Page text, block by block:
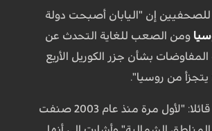
إن "اليابان أصبحت دولة
ومن الصعب للغاية التحدث عن
بشأن جزر الكوريل الأربع
يتجزأ من روسيا".
"لأول مرة منذ عام 2003 صنفت